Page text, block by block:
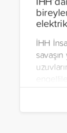
İHH
Halep,